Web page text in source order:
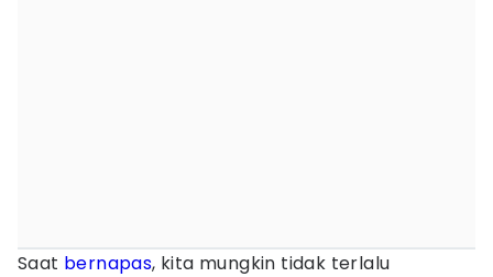
Saat bernapas, kita mungkin tidak terlalu